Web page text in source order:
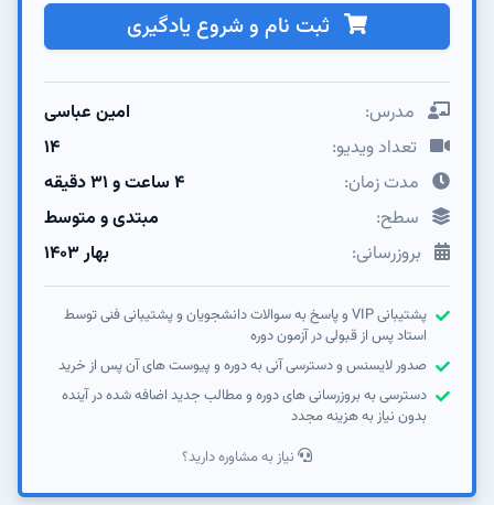
ثبت نام و شروع یادگیری
مدرس:
امین عباسی
تعداد ویدیو:
14
مدت زمان:
۴ ساعت و ۳۱ دقیقه
سطح:
مبتدی و متوسط
بروزرسانی:
بهار ۱۴۰۳
پشتیبانی VIP و پاسخ به سوالات دانشجویان و پشتیبانی فنی توسط
استاد پس از قبولی در آزمون دوره
صدور لایسنس و دسترسی آنی به دوره و پیوست های آن پس از خرید
دسترسی به بروزرسانی های دوره و مطالب جدید اضافه شده در آینده
بدون نیاز به هزینه مجدد
نیاز به مشاوره دارید؟